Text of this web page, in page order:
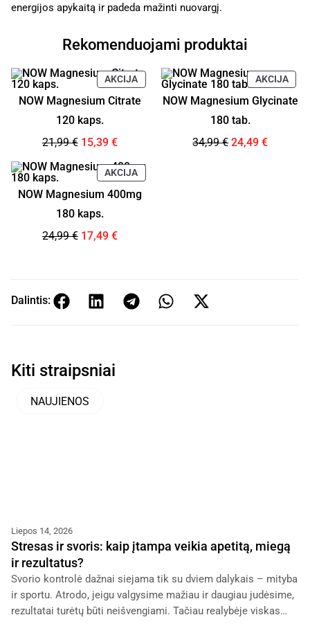
energijos apykaitą ir padeda mažinti nuovargį.
Rekomenduojami produktai
AKCIJA
NOW Magnesium Citrate
120 kaps.
21,99€ 15,39 €
AKCIJA
NOW Magnesium Glycinate
180 tab.
34,99€ 24,49€
AKCIJA
NOW Magnesium 400mg
180 kaps.
24,99€ 17,49 €
Dalintis:
Kiti straipsniai
NAUJIENOS
Liepos 14, 2026
Stresas ir svoris: kaip įtampa veikia apetitą, miegą
ir rezultatus?
Svorio kontrolė dažnai siejama tik su dviem dalykais – mityba
ir sportu. Atrodo, jeigu valgysime mažiau ir daugiau judėsime,
rezultatai turėtų būti neišvengiami. Tačiau realybėje viskas